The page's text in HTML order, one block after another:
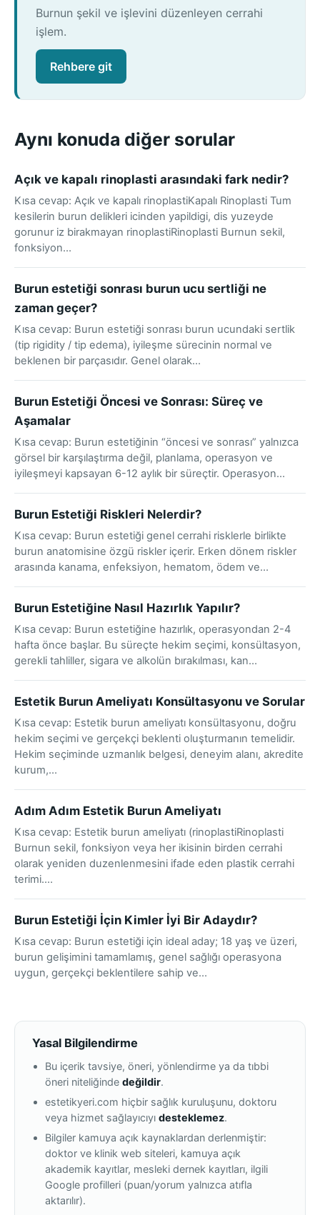
Burnun şekil ve işlevini düzenleyen cerrahi
işlem.
Rehbere git
Aynı konuda diğer sorular
Açık ve kapalı rinoplasti arasındaki fark nedir?
Kısa cevap: Açık ve kapalı rinoplastiKapalı Rinoplasti Tum
kesilerin burun delikleri icinden yapildigi, dis yuzeyde
gorunur iz birakmayan rinoplastiRinoplasti Burnun sekil,
fonksiyon…
Burun estetiği sonrası burun ucu sertliği ne
zaman geçer?
Kısa cevap: Burun estetiği sonrası burun ucundaki sertlik
(tip rigidity / tip edema), iyileşme sürecinin normal ve
beklenen bir parçasıdır. Genel olarak…
Burun Estetiği Öncesi ve Sonrası: Süreç ve
Aşamalar
Kısa cevap: Burun estetiğinin “öncesi ve sonrası” yalnızca
görsel bir karşılaştırma değil, planlama, operasyon ve
iyileşmeyi kapsayan 6-12 aylık bir süreçtir. Operasyon…
Burun Estetiği Riskleri Nelerdir?
Kısa cevap: Burun estetiği genel cerrahi risklerle birlikte
burun anatomisine özgü riskler içerir. Erken dönem riskler
arasında kanama, enfeksiyon, hematom, ödem ve…
Burun Estetiğine Nasıl Hazırlık Yapılır?
Kısa cevap: Burun estetiğine hazırlık, operasyondan 2-4
hafta önce başlar. Bu süreçte hekim seçimi, konsültasyon,
gerekli tahliller, sigara ve alkolün bırakılması, kan…
Estetik Burun Ameliyatı Konsültasyonu ve Sorular
Kısa cevap: Estetik burun ameliyatı konsültasyonu, doğru
hekim seçimi ve gerçekçi beklenti oluşturmanın temelidir.
Hekim seçiminde uzmanlık belgesi, deneyim alanı, akredite
kurum,…
Adım Adım Estetik Burun Ameliyatı
Kısa cevap: Estetik burun ameliyatı (rinoplastiRinoplasti
Burnun sekil, fonksiyon veya her ikisinin birden cerrahi
olarak yeniden duzenlenmesini ifade eden plastik cerrahi
terimi.…
Burun Estetiği İçin Kimler İyi Bir Adaydır?
Kısa cevap: Burun estetiği için ideal aday; 18 yaş ve üzeri,
burun gelişimini tamamlamış, genel sağlığı operasyona
uygun, gerçekçi beklentilere sahip ve…
Yasal Bilgilendirme
Bu içerik tavsiye, öneri, yönlendirme ya da tıbbi
öneri niteliğinde değildir.
estetikyeri.com hiçbir sağlık kuruluşunu, doktoru
veya hizmet sağlayıcıyı desteklemez.
Bilgiler kamuya açık kaynaklardan derlenmiştir:
doktor ve klinik web siteleri, kamuya açık
akademik kayıtlar, mesleki dernek kayıtları, ilgili
Google profilleri (puan/yorum yalnızca atıfla
aktarılır).